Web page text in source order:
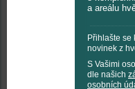
a areálu
Přihlašte se
novinek z
S Vašimi
dle našich
osobních